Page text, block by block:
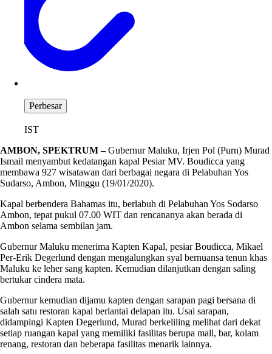
Perbesar
IST
AMBON, SPEKTRUM –Gubernur Maluku, Irjen Pol (Purn) Murad
Ismail menyambut kedatangan kapal Pesiar MV. Boudicca yang
membawa 927 wisatawan dari berbagai negara di Pelabuhan Yos
Sudarso, Ambon, Minggu (19/01/2020).
Kapal berbendera Bahamas itu, berlabuh di Pelabuhan Yos Sodarso
Ambon, tepat pukul 07.00 WIT dan rencananya akan berada di
Ambon selama sembilan jam.
Gubernur Maluku menerima Kapten Kapal, pesiar Boudicca, Mikael
Per-Erik Degerlund dengan mengalungkan syal bernuansa tenun khas
Maluku ke leher sang kapten. Kemudian dilanjutkan dengan saling
bertukar cindera mata.
Gubernur kemudian dijamu kapten dengan sarapan pagi bersana di
salah satu restoran kapal berlantai delapan itu. Usai sarapan,
didampingi Kapten Degerlund, Murad berkeliling melihat dari dekat
setiap ruangan kapal yang memiliki fasilitas berupa mall, bar, kolam
renang, restoran dan beberapa fasilitas menarik lainnya.